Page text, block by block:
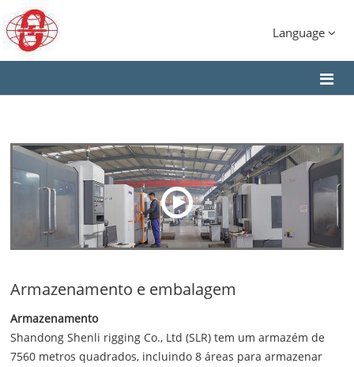
Language
Armazenamento e embalagem
Armazenamento
Shandong Shenli rigging Co., Ltd (SLR) tem um armazém de
7560 metros quadrados, incluindo 8 áreas para armazenar